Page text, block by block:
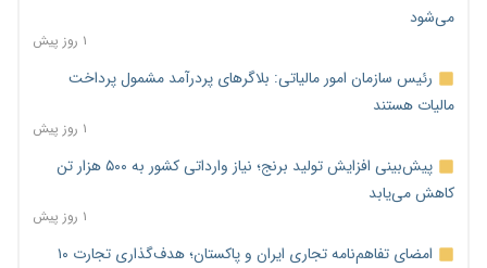
می‌شود
۱ روز پیش
رئیس سازمان امور مالیاتی: بلاگرهای پردرآمد مشمول پرداخت
مالیات هستند
۱ روز پیش
پیش‌بینی افزایش تولید برنج؛ نیاز وارداتی کشور به ۵۰۰ هزار تن
کاهش می‌یابد
۱ روز پیش
امضای تفاهم‌نامه تجاری ایران و پاکستان؛ هدف‌گذاری تجارت ۱۰